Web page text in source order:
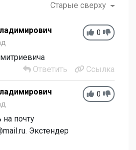
Старые сверху
0
Ответить
Ссылка
0
почту
Экстендер